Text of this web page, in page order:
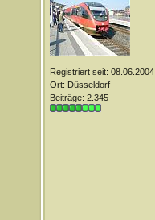
Registriert seit: 08.06.2004
Ort: Düsseldorf
Beiträge: 2.345